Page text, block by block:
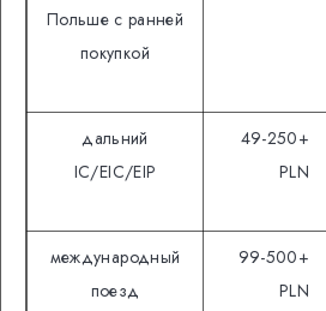
Польше с ранней
покупкой
дальний
IC/EIC/EIP
49-250+
PLN
международный
поезд
99-500+
PLN